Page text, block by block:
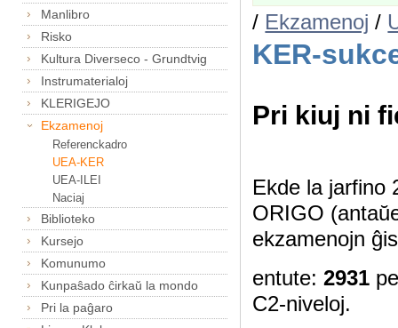
Manlibro
Risko
Kultura Diverseco - Grundtvig
Instrumaterialoj
KLERIGEJO
Ekzamenoj
Referenckadro
UEA-KER
UEA-ILEI
Naciaj
Biblioteko
Kursejo
Komunumo
Kunpaŝado ĉirkaŭ la mondo
Pri la paĝaro
/ Ekzamenoj /
KER-
Pri kiuj ni
Ekde la jarfino
ORIGO
ekzamenojn
entute:2931
C2-niveloj.